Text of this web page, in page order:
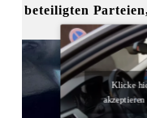
beteiligten
und
Klicke